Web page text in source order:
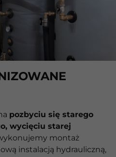
pozbyciu się starego
wycięciu starej
montaż
instalacją hydrauliczną,